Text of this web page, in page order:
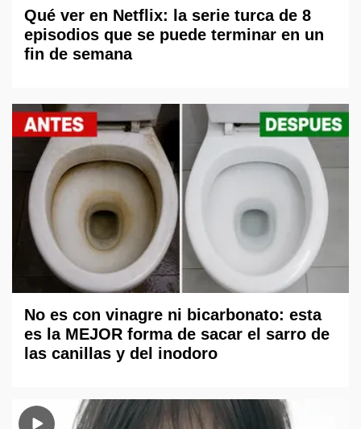
Qué ver en Netflix: la serie turca de 8
episodios que se puede terminar en un
fin de semana
No es con vinagre ni bicarbonato: esta
es la MEJOR forma de sacar el sarro de
las canillas y del inodoro